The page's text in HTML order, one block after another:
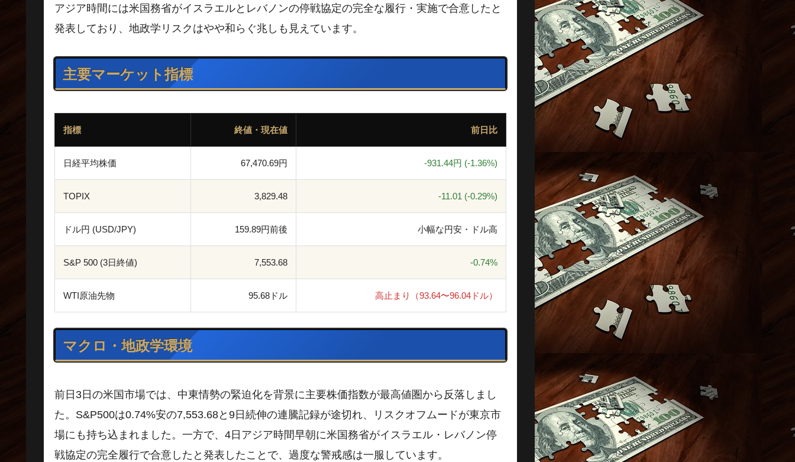
アジア時間には米国務省がイスラエルとレバノンの停戦協定の完全な履行・実施で合意したと
発表しており、地政学リスクはやや和らぐ兆しも見えています。
主要マーケット指標
指標 終値・現在値 前日比
日経平均株価 67,470.69円 -931.44円 (-1.36%)
TOPIX 3,829.48 -11.01 (-0.29%)
ドル円 (USD/JPY) 159.89円前後 小幅な円安・ドル高
S&P 500 (3日終値) 7,553.68 -0.74%
WTI原油先物 95.68ドル 高止まり（93.64〜96.04ドル）
マクロ・地政学環境
前日3日の米国市場では、中東情勢の緊迫化を背景に主要株価指数が最高値圏から反落しまし
た。S&P500は0.74%安の7,553.68と9日続伸の連騰記録が途切れ、リスクオフムードが東京市
場にも持ち込まれました。一方で、4日アジア時間早朝に米国務省がイスラエル・レバノン停
戦協定の完全履行で合意したと発表したことで、過度な警戒感は一服しています。